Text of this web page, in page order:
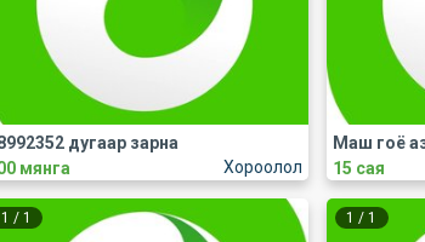
Хороолол
дугаар зарна
мянга
15 сая
1 / 1 1 /1